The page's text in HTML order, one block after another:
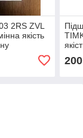
2RS ZVL
якість
200